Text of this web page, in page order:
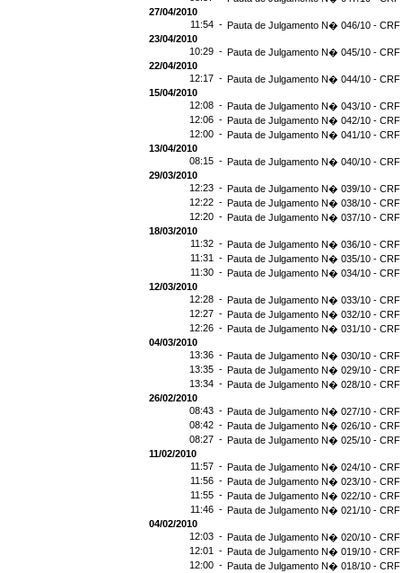
27/04/2010
11:54 - Pauta de Julgamento N� 046/10 - CRF
23/04/2010
10:29 - Pauta de Julgamento N� 045/10 - CRF
22/04/2010
12:17 - Pauta de Julgamento N� 044/10 - CRF
15/04/2010
12:08 - Pauta de Julgamento N� 043/10 - CRF
12:06 - Pauta de Julgamento N� 042/10 - CRF
12:00 - Pauta de Julgamento N� 041/10 - CRF
13/04/2010
08:15 - Pauta de Julgamento N� 040/10 - CRF
29/03/2010
12:23 - Pauta de Julgamento N� 039/10 - CRF
12:22 - Pauta de Julgamento N� 038/10 - CRF
12:20 - Pauta de Julgamento N� 037/10 - CRF
18/03/2010
11:32 - Pauta de Julgamento N� 036/10 - CRF
11:31 - Pauta de Julgamento N� 035/10 - CRF
11:30 - Pauta de Julgamento N� 034/10 - CRF
12/03/2010
12:28 - Pauta de Julgamento N� 033/10 - CRF
12:27 - Pauta de Julgamento N� 032/10 - CRF
12:26 - Pauta de Julgamento N� 031/10 - CRF
04/03/2010
13:36 - Pauta de Julgamento N� 030/10 - CRF
13:35 - Pauta de Julgamento N� 029/10 - CRF
13:34 - Pauta de Julgamento N� 028/10 - CRF
26/02/2010
08:43 - Pauta de Julgamento N� 027/10 - CRF
08:42 - Pauta de Julgamento N� 026/10 - CRF
08:27 - Pauta de Julgamento N� 025/10 - CRF
11/02/2010
11:57 - Pauta de Julgamento N� 024/10 - CRF
11:56 - Pauta de Julgamento N� 023/10 - CRF
11:55 - Pauta de Julgamento N� 022/10 - CRF
11:46 - Pauta de Julgamento N� 021/10 - CRF
04/02/2010
12:03 - Pauta de Julgamento N� 020/10 - CRF
12:01 - Pauta de Julgamento N� 019/10 - CRF
12:00 - Pauta de Julgamento N� 018/10 - CRF